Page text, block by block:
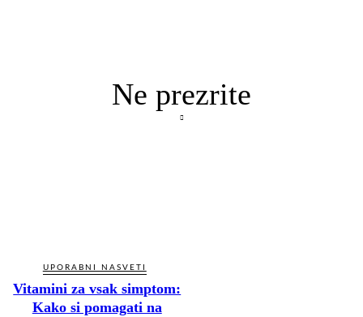
Ne prezrite
UPORABNI NASVETI
Vitamini za vsak simptom:
Kako si pomagati na